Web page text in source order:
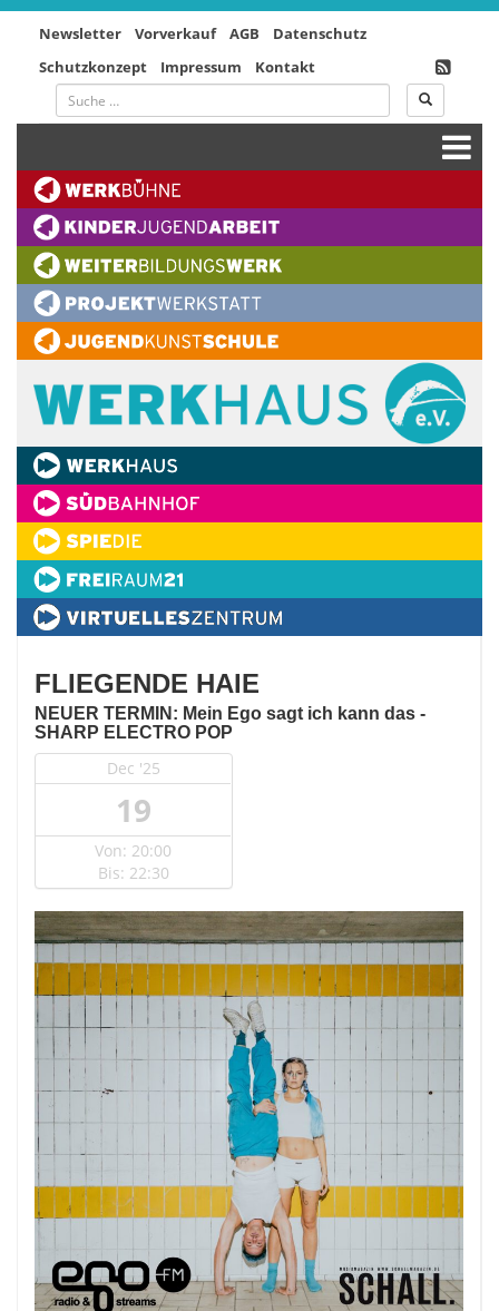
Newsletter Vorverkauf AGB
Datenschutz
Schutzkonzept
Impressum Kontakt
FLIEGENDE HAIE
NEUER TERMIN: Mein Ego sagt ich kann das -
SHARP ELECTRO POP
Dec '25
19
Von: 20:00
Bis: 22:30